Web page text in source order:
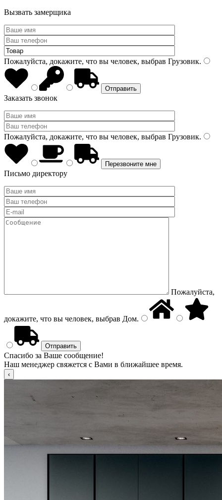
Вызвать замерщика
Пожалуйста, докажите, что вы человек, выбрав Грузовик.
Заказать звонок
Пожалуйста, докажите, что вы человек, выбрав Грузовик.
Письмо директору
Пожалуйста,
докажите, что вы человек, выбрав Дом.
Спасибо за Ваше сообщение!
Наш менеджер свяжется с Вами в ближайшее время.